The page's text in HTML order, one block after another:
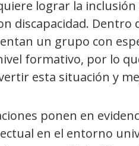
lograr la
discapacidad. Dentro
un grupo con
formativo, por lo
esta situación y
ponen en
en el entorno